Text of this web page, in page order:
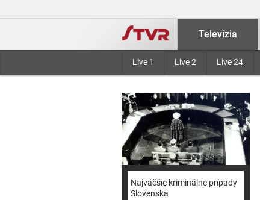
Televízia
Live 1 Live 2 Live 24
Najväčšie kriminálne prípady
Slovenska